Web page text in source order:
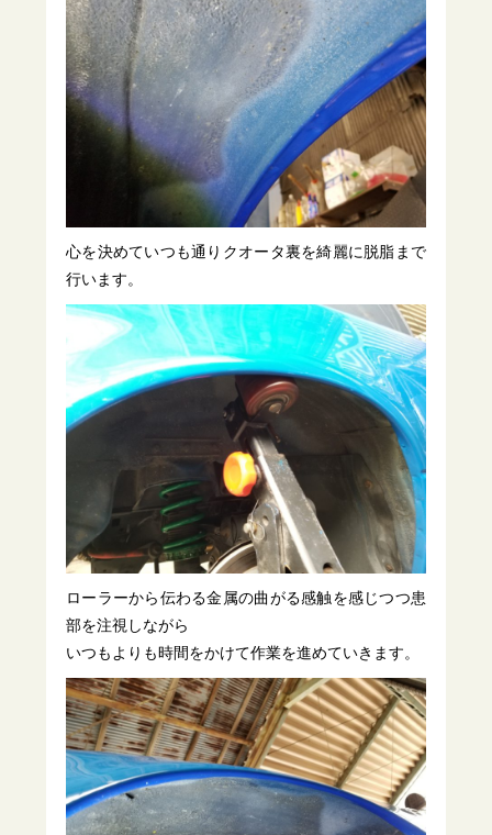
心を決めていつも通りクオータ裏を綺麗に脱脂まで
行います。
ローラーから伝わる金属の曲がる感触を感じつつ患
部を注視しながら
いつもよりも時間をかけて作業を進めていきます。